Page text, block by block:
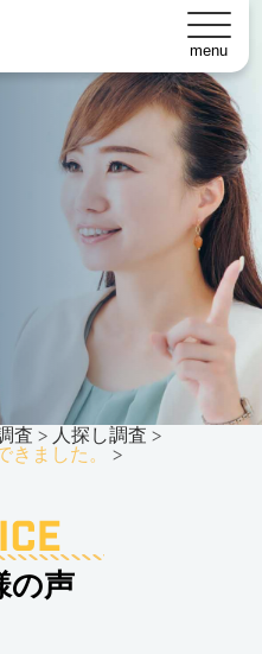
menu
査
人探し調査
ました。
の声